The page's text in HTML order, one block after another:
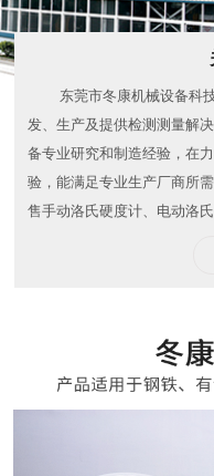
东莞市冬康机械设备科技
发、生产及提供检测测量解
备专业研究和制造经验，在
验，能满足专业生产厂商
售手动洛氏硬度计、电动洛